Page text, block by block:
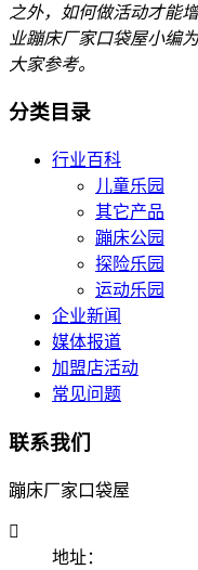
之外，如何做活动才能
业蹦床厂家口袋屋小编
大家参考。
分类目录
行业百科
儿童乐园
其它产品
蹦床公园
探险乐园
运动乐园
企业新闻
媒体报道
加盟店活动
常见问题
联系我们
蹦床厂家口袋屋

地址：